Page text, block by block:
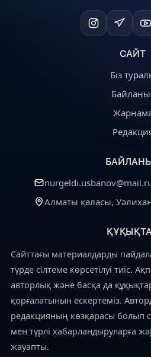
САЙТ
Біз
Алматы қаласы,
Сайттағы материалдарды
түрде сілтеме көрсетілуі тиіс.
авторлық және басқа да
қорғалатынын ескертеміз.
редакцияның көзқарасы болып
мен түрлі хабарландыруларға
жауапты.